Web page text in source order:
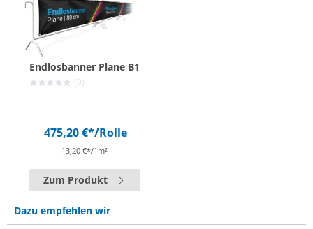
Endlosbanner Plane B1
(0)
475,20 €*/Rolle
13,20 €*/1m²
Zum Produkt
Dazu empfehlen wir